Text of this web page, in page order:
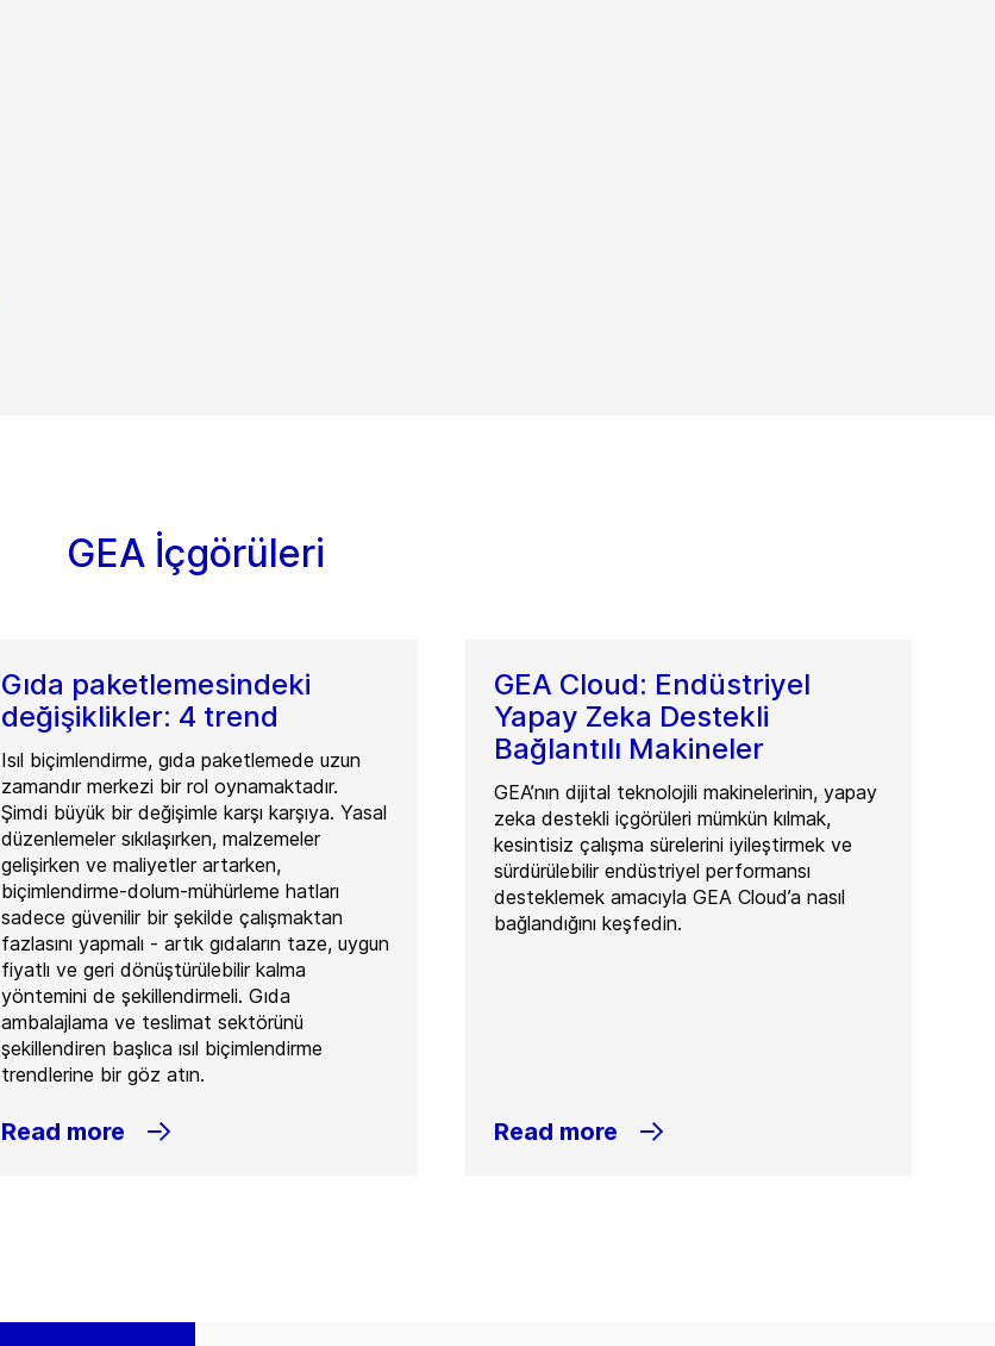
GEA İçgörüleri
Gıda paketlemesindeki
değişiklikler: 4 trend
Isıl biçimlendirme, gıda paketlemede uzun
zamandır merkezi bir rol oynamaktadır.
Şimdi büyük bir değişimle karşı karşıya. Yasal
düzenlemeler sıkılaşırken, malzemeler
gelişirken ve maliyetler artarken,
biçimlendirme-dolum-mühürleme hatları
sadece güvenilir bir şekilde çalışmaktan
fazlasını yapmalı - artık gıdaların taze, uygun
fiyatlı ve geri dönüştürülebilir kalma
yöntemini de şekillendirmeli. Gıda
ambalajlama ve teslimat sektörünü
şekillendiren başlıca ısıl biçimlendirme
trendlerine bir göz atın.
Read more
GEA Cloud: Endüstriyel
Yapay Zeka Destekli
Bağlantılı Makineler
GEA’nın dijital teknolojili makinelerinin, yapay
zeka destekli içgörüleri mümkün kılmak,
kesintisiz çalışma sürelerini iyileştirmek ve
sürdürülebilir endüstriyel performansı
desteklemek amacıyla GEA Cloud’a nasıl
bağlandığını keşfedin.
Read more